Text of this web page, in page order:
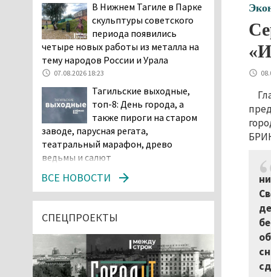
В Нижнем Тагиле в Парке
скульптуры советского
периода появились
четыре новых работы из металла на
тему народов России и Урала
07.08.2026 18:23
Тагильские выходные,
топ-8: День города, а
также пироги на старом
заводе, парусная регата,
театральный марафон, древо
ведьмы и салют
оставил без изменений
наказание водителю,
наркотического опьянения
07.08.2026 15:35
Пять человек погибли в
ВСЕ НОВОСТИ
СПЕЦПРОЕКТЫ